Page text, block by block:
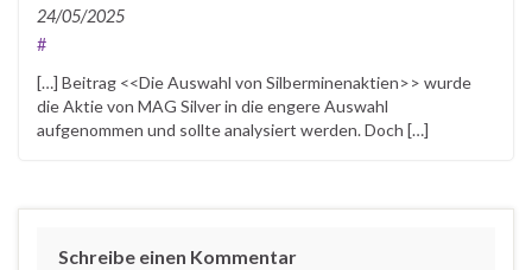
24/05/2025
#
[…] Beitrag <<Die Auswahl von Silberminenaktien>> wurde
die Aktie von MAG Silver in die engere Auswahl
aufgenommen und sollte analysiert werden. Doch […]
Schreibe einen Kommentar